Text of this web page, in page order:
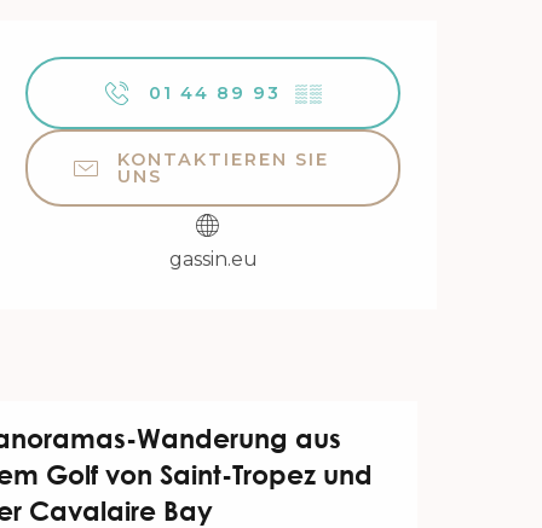
Öffnungszeiten &
01 44 89 93 ▒▒
KONTAKTIEREN SIE
UNS
gassin.eu
Wanderung aus
Golf von Saint-Tropez und
Cavalaire Bay